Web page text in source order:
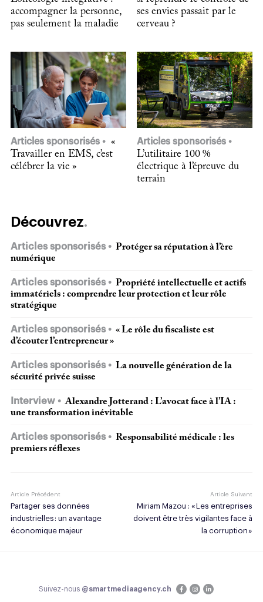
accompagner la personne,
pas seulement la maladie
ses envies passait par le
cerveau ?
Articles sponsorisés
«
Travailler en EMS, c’est
célébrer la vie »
Articles sponsorisés
L’utilitaire 100 %
électrique à l’épreuve du
terrain
Découvrez
Articles sponsorisés
Protéger sa réputation à l’ère
numérique
Articles sponsorisés
Propriété intellectuelle et actifs
immatériels : comprendre leur protection et leur rôle
stratégique
Articles sponsorisés
« Le rôle du fiscaliste est
d’écouter l’entrepreneur »
Articles sponsorisés
La nouvelle génération de la
sécurité privée suisse
Interview
Alexandre Jotterand : L’avocat face à l’IA :
une transformation inévitable
Articles sponsorisés
Responsabilité médicale : les
premiers réflexes
Article Précédent
Partager ses données
industrielles : un avantage
économique majeur
Article Suivant
Miriam Mazou : « Les entreprises
doivent être très vigilantes face à
la corruption »
Suivez-nous @smartmediaagency.ch